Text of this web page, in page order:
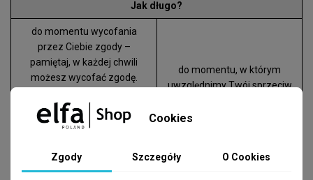
Jak długo?
do momentu wycofania
przez Ciebie zgody –
pamiętaj, w każdej chwili
możesz wycofać zgodę.
momentu cofnięcia przez
Ciebie zgody pozostaje
do momentu, w którym
uwzględnimy Twój sprzeciw
ponadto, Twoje dane będą przetwarzane do upływu okresu,
Cookies
Zgody Szczegóły O Cookies